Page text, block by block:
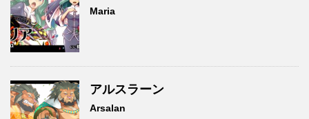
Maria
アルスラーン
Arsalan